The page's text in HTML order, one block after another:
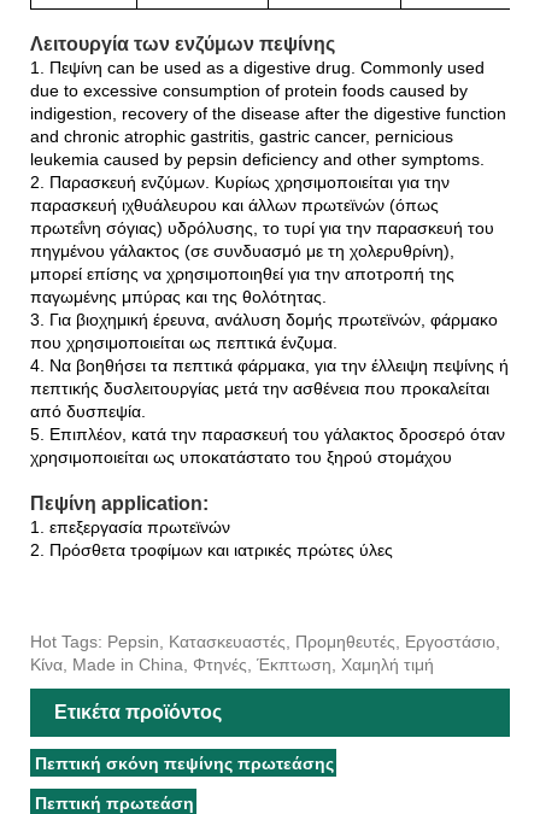
Λειτουργία των ενζύμων πεψίνης
1. Πεψίνη can be used as a digestive drug. Commonly used
due to excessive consumption of protein foods caused by
indigestion, recovery of the disease after the digestive function
and chronic atrophic gastritis, gastric cancer, pernicious
leukemia caused by pepsin deficiency and other symptoms.
2. Παρασκευή ενζύμων. Κυρίως χρησιμοποιείται για την
παρασκευή ιχθυάλευρου και άλλων πρωτεϊνών (όπως
πρωτεΐνη σόγιας) υδρόλυσης, το τυρί για την παρασκευή του
πηγμένου γάλακτος (σε συνδυασμό με τη χολερυθρίνη),
μπορεί επίσης να χρησιμοποιηθεί για την αποτροπή της
παγωμένης μπύρας και της θολότητας.
3. Για βιοχημική έρευνα, ανάλυση δομής πρωτεϊνών, φάρμακο
που χρησιμοποιείται ως πεπτικά ένζυμα.
4. Να βοηθήσει τα πεπτικά φάρμακα, για την έλλειψη πεψίνης ή
πεπτικής δυσλειτουργίας μετά την ασθένεια που προκαλείται
από δυσπεψία.
5. Επιπλέον, κατά την παρασκευή του γάλακτος δροσερό όταν
χρησιμοποιείται ως υποκατάστατο του ξηρού στομάχου
Πεψίνη application:
1. επεξεργασία πρωτεϊνών
2. Πρόσθετα τροφίμων και ιατρικές πρώτες ύλες
Hot Tags: Pepsin, Κατασκευαστές, Προμηθευτές, Εργοστάσιο,
Κίνα, Made in China, Φτηνές, Έκπτωση, Χαμηλή τιμή
Ετικέτα προϊόντος
Πεπτική σκόνη πεψίνης πρωτεάσης
Πεπτική πρωτεάση